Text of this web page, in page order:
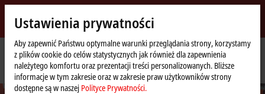
Beckhoff
-
New
Automation
Technology
Strona
główna
Przedsiębiorstwo Wydarzenia i terminy
Ustawienia prywatności
Aby zapewnić Państwu optymalne warunki przeglądania strony, korzystamy
z plików cookie do celów statystycznych jak również dla zapewnienia
należytego komfortu oraz prezentacji treści personalizowanych. Bliższe
informacje w tym zakresie oraz w zakresie praw użytkowników strony
dostępne są w naszej Polityce Prywatności.